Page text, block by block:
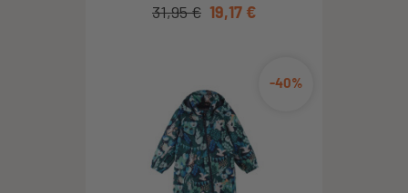
31,95 € 19,17 €
-40%